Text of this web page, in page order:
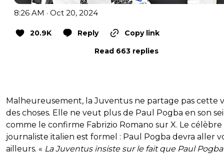
8:26 AM · Oct 20, 2024
20.9K Reply
Copy link
Read 663 replies
Malheureusement, la Juventus ne partage pas cette
des choses. Elle ne veut plus de Paul Pogba en son
comme le confirme Fabrizio Romano sur X. Le célèbre
journaliste italien est formel : Paul Pogba devra aller
ailleurs. « La Juventus insiste sur le fait que Paul